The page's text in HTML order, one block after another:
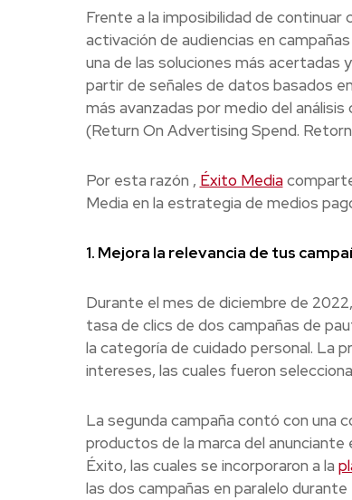
Frente a la imposibilidad de
activación de audiencias en
una de las soluciones más acertadas
partir de señales de datos basados
más avanzadas por medio del
(Return On Advertising Spend.
Por esta razón , Éxito Media
Media en la estrategia de medios
1. Mejora la relevancia de tus
Durante el mes de diciembre de
tasa de clics de dos campañas de
la categoría de cuidado personal. La
intereses, las cuales fueron
La segunda campaña contó con una
productos de la marca del
Éxito, las cuales se incorporaron a la
las dos campañas en paralelo